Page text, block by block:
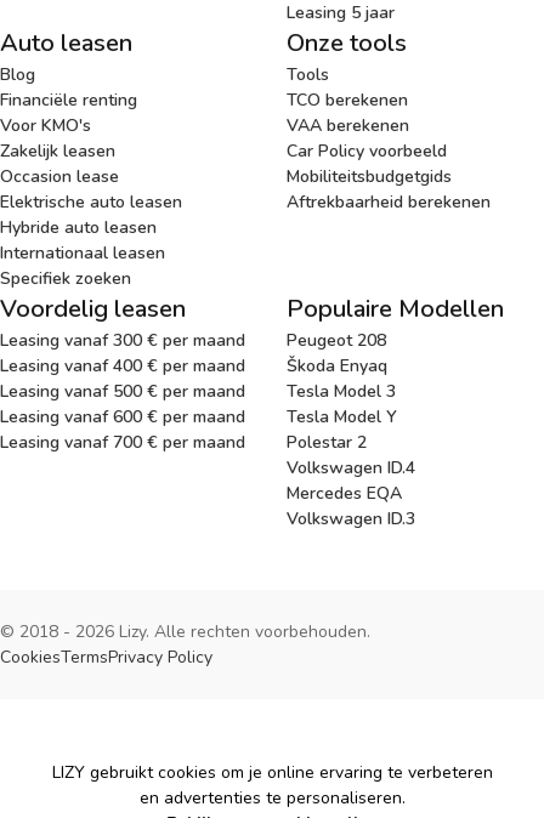
Leasing 5 jaar
Auto leasen
Blog
Financiële renting
Voor KMO's
Zakelijk leasen
Occasion lease
Elektrische auto leasen
Hybride auto leasen
Internationaal leasen
Specifiek zoeken
Onze tools
Tools
TCO berekenen
VAA berekenen
Car Policy voorbeeld
Mobiliteitsbudgetgids
Aftrekbaarheid berekenen
Voordelig leasen
Leasing vanaf 300 € per maand
Leasing vanaf 400 € per maand
Leasing vanaf 500 € per maand
Leasing vanaf 600 € per maand
Leasing vanaf 700 € per maand
Populaire Modellen
Peugeot 208
Škoda Enyaq
Tesla Model 3
Tesla Model Y
Polestar 2
Volkswagen ID.4
Mercedes EQA
Volkswagen ID.3
© 2018 - 2026 Lizy. Alle rechten voorbehouden.
CookiesTermsPrivacy Policy
Cookies
LIZY gebruikt cookies om je online ervaring te verbeteren
en advertenties te personaliseren.